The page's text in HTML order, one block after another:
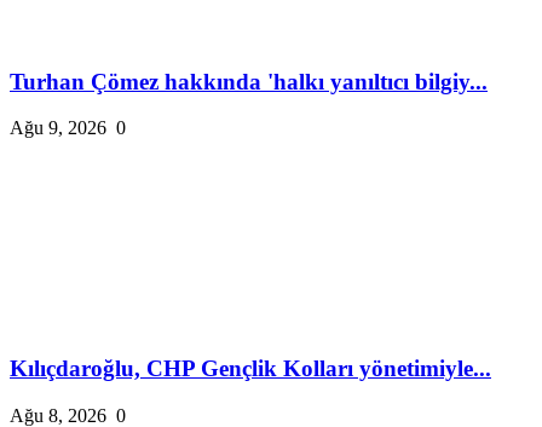
Turhan Çömez hakkında 'halkı yanıltıcı bilgiy...
Ağu 9, 2026 0
Kılıçdaroğlu, CHP Gençlik Kolları yönetimiyle...
Ağu 8, 2026 0